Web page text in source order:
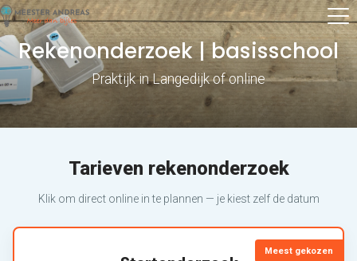
Rekenonderzoek | basisschool
Praktijk in Langedijk of online
Tarieven rekenonderzoek
Klik om direct online in te plannen — je kiest zelf de datum
Meest gekozen